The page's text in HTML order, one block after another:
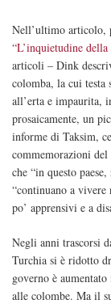
Nell’ultimo articolo,
“L’inquietudine
articoli – Dink
colomba, la cui testa
all’erta e impaurita,
prosaicamente, un
informe di Taksim,
commemorazioni
che “in questo
“continuano a
po’ apprensivi e a
Negli anni trascorsi
Turchia si è ridotto
governo è
alle colombe. Ma il